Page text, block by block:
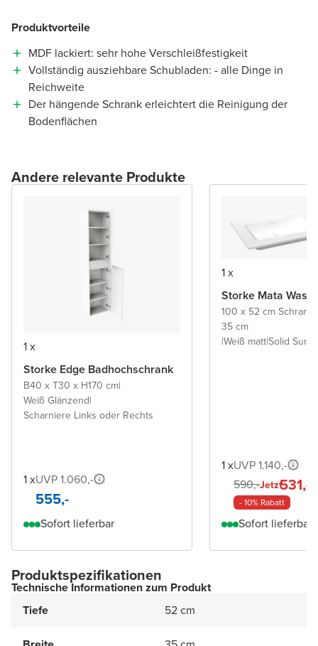
Produktvorteile
MDF lackiert: sehr hohe Verschleißfestigkeit
Vollständig ausziehbare Schubladen: - alle Dinge in
Reichweite
Der hängende Schrank erleichtert die Reinigung der
Bodenflächen
Andere relevante Produkte
1 x
Storke Edge Badhochschrank
B40 x T30 x H170 cm|
Weiß Glänzend|
Scharniere Links oder Rechts
1 xUVP 1.060,-
555,-
Sofort lieferbar
1 x
Storke Mata
100 x 52 cm
35 cm
|Weiß matt|Solid
1 xUVP 1.140,-
590,-Jetzt531,-
- 10% Rabatt
Sofort lieferbar
Produktspezifikationen
Technische Informationen zum Produkt
Tiefe
52 cm